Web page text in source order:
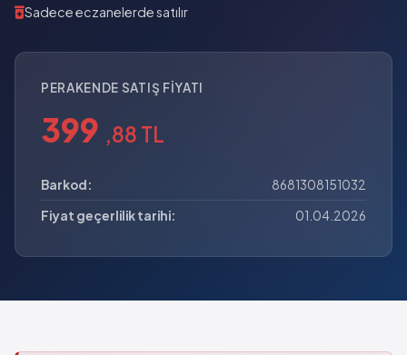
Sadece eczanelerde satılır
PERAKENDE SATIŞ FIYATI
399 ,88 TL
Barkod:
8681308151032
Fiyat geçerlilik tarihi:
01.04.2026